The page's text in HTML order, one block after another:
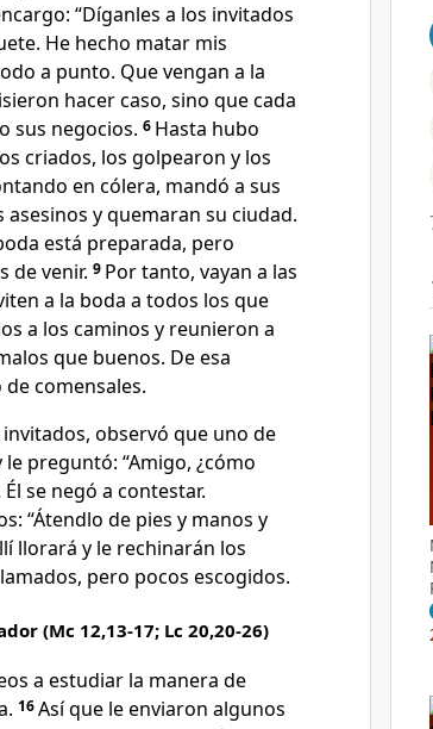
“Díganles a los invitados
He hecho matar mis
a punto. Que vengan a la
hacer caso, sino que cada
sus negocios. 6 Hasta hubo
criados, los golpearon y los
en cólera, mandó a sus
y quemaran su ciudad.
está preparada, pero
de venir. 9 Por tanto, vayan a las
a la boda a todos los que
a los caminos y reunieron a
que buenos. De esa
comensales.
observó que uno de
le preguntó: “Amigo, ¿cómo
se negó a contestar.
“Átendlo de pies y manos y
llorará y le rechinarán los
pero pocos escogidos.
(Mc 12,13-17; Lc 20,20-26)
a estudiar la manera de
16Así que le enviaron algunos